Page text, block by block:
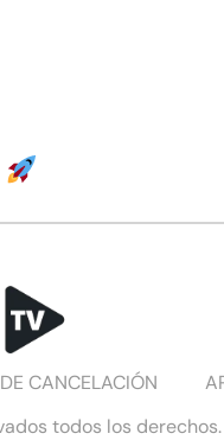
CANCELACIÓN
todos los derechos.